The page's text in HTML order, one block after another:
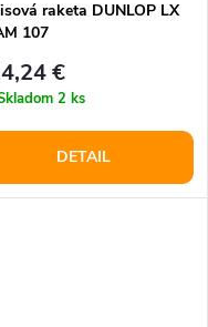
raketa DUNLOP LX
107
€
2 ks
DETAIL